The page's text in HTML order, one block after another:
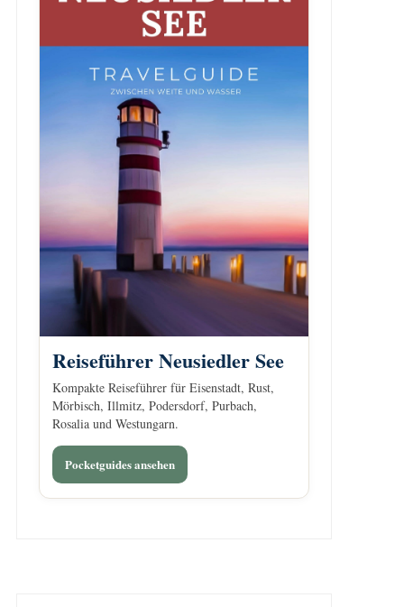
Reiseführer Neusiedler See
Kompakte Reiseführer für Eisenstadt, Rust,
Mörbisch, Illmitz, Podersdorf, Purbach,
Rosalia und Westungarn.
Pocketguides ansehen